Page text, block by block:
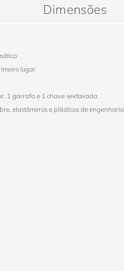
Dimensões
lugar
1 garrafa e 1 chave sextavada.
elastômeros e plásticos de engenharia.